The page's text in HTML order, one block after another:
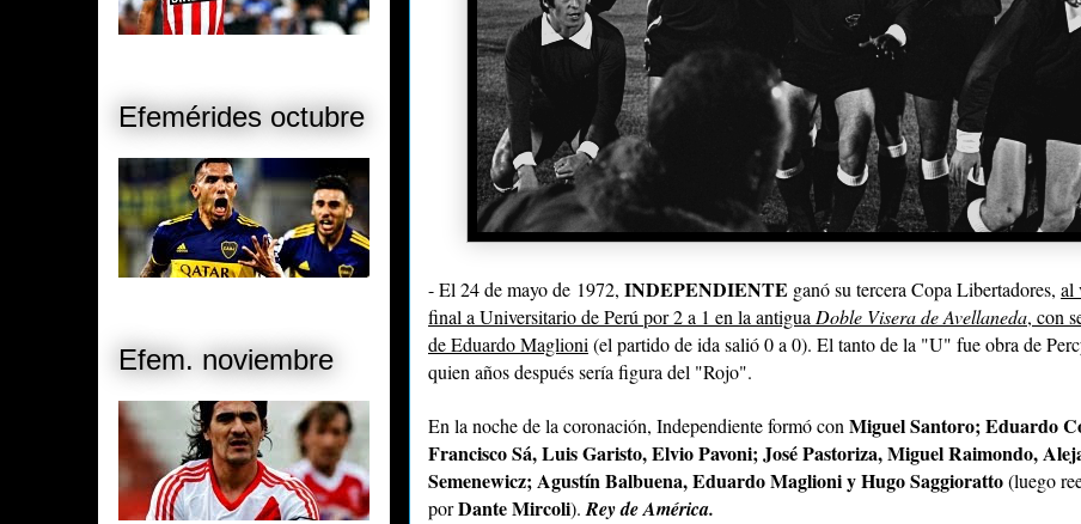
- El 24 de mayo de 1972, INDEPENDIENTE ganó su tercera Copa Libertadores, al
final a Universitario de Perú por2 a 1 en la antigua Doble Visera de Avellaneda, con
de Eduardo Maglioni (el partido de ida salió 0 a 0). El tanto dela "U" fue obra de
quien años después sería figura del "Rojo".
En la noche de la coronación, Independiente formó con Miguel Santoro; Eduardo
Francisco Sá, Luis Garisto, Elvio Pavoni; José Pastoriza, Miguel Raimondo,
Semenewicz; Agustín Balbuena, Eduardo Maglioni y Hugo Saggioratto(luego
porDante Mircoli). Rey de América.
Efemérides octubre
Efem. noviembre